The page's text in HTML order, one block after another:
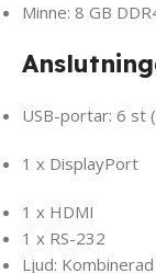
Minne: 8 GB
USB-portar: 6 st
1 x DisplayPort
1 x HDMI
1 x RS-232
Ljud: